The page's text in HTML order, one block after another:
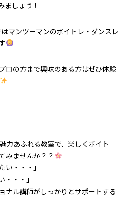
ましょう！
マンツーマンのボイトレ・ダンスレ
ロの方まで興味のある方はぜひ体験
力あふれる教室で、 楽しくボイト
みませんか？？
い・・・」
・・・」
ナル講師がしっかりとサポートする